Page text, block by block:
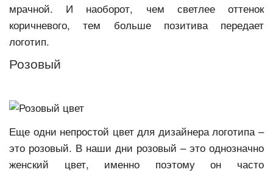
мрачной. И наоборот, чем светлее оттенок
коричневого, тем больше позитива передает
логотип.
Розовый
Еще одни непростой цвет для дизайнера логотипа –
это розовый. В наши дни розовый – это однозначно
женский цвет, именно поэтому он часто